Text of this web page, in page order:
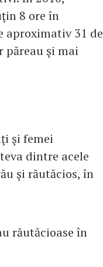
8 ore în
aproximativ 31 de
păreau şi mai
şi femei
dintre acele
şi răutăcios, în
răutăcioase în